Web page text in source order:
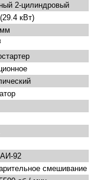
2-цилиндровый
кВт)
92
смешивание